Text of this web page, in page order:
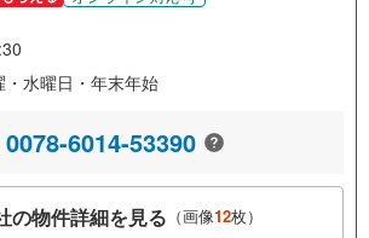
・水曜日・年末年始
0078-6014-53390
の物件詳細を見る （画像12枚）